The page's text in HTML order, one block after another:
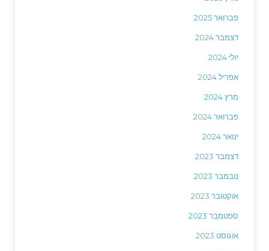
פברואר 2025
דצמבר 2024
יולי 2024
אפריל 2024
מרץ 2024
פברואר 2024
ינואר 2024
דצמבר 2023
נובמבר 2023
אוקטובר 2023
ספטמבר 2023
אוגוסט 2023